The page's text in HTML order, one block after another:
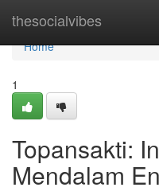
thesocialvibes
Home
Home
1
Topansakti:
Mendalam